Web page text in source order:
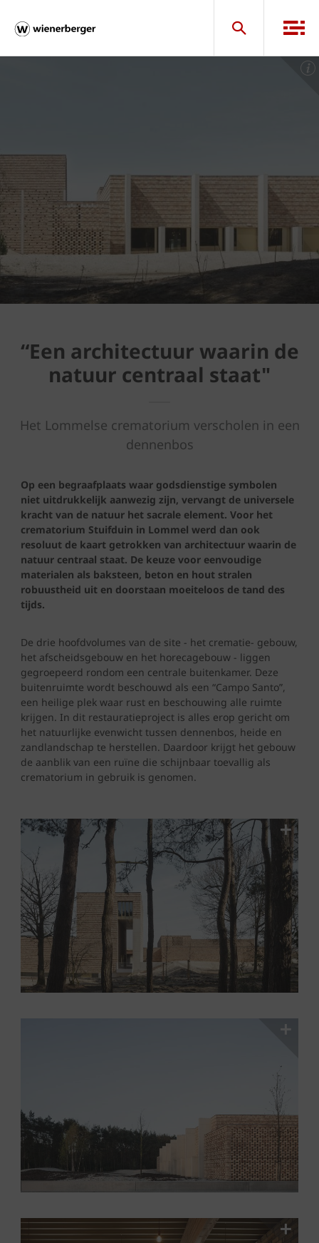
“Een architectuur waarin de
natuur centraal staat"
Het Lommelse crematorium verscholen in een
dennenbos
Op een begraafplaats waar godsdienstige symbolen
niet uitdrukkelijk aanwezig zijn, vervangt de universele
kracht van de natuur het sacrale element. Voor het
crematorium Stuifduin in Lommel werd dan ook
resoluut de kaart getrokken van architectuur waarin de
natuur centraal staat. De keuze voor eenvoudige
materialen als baksteen, beton en hout stralen
robuustheid uit en doorstaan moeiteloos de tand des
tijds.
De drie hoofdvolumes van de site - het crematie- gebouw,
het afscheidsgebouw en het horecagebouw - liggen
gegroepeerd rondom een centrale buitenkamer. Deze
buitenruimte wordt beschouwd als een “Campo Santo”,
een heilige plek waar rust en beschouwing alle ruimte
krijgen. In dit restauratieproject is alles erop gericht om
het natuurlijke evenwicht tussen dennenbos, heide en
zandlandschap te herstellen. Daardoor krijgt het gebouw
de aanblik van een ruïne die schijnbaar toevallig als
crematorium in gebruik is genomen.